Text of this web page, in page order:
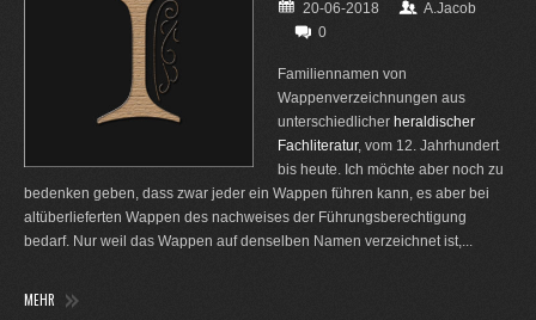
20-06-2018
A.Jacob
0
Familiennamen von
Wappenverzeichnungen aus
unterschiedlicher heraldischer
Fachliteratur, vom 12. Jahrhundert
bis heute. Ich möchte aber noch zu
bedenken geben, dass zwar jeder ein Wappen führen kann, es aber bei
altüberlieferten Wappen des nachweises der Führungsberechtigung
bedarf. Nur weil das Wappen auf denselben Namen verzeichnet ist,...
MEHR